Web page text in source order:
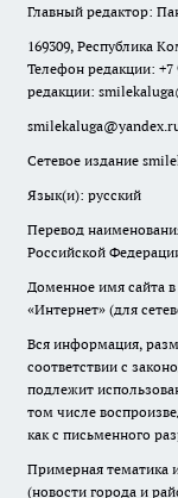
Главный редактор:
169309, Республика
Телефон редакции: +7
редакции:
Сетевое издание
Язык(и): русский
Перевод
Российской
Доменное имя сайта
«Интернет» (для
Вся информация,
соответствии с
подлежит
том числе
как с письменного
Примерная тематика
(новости города и